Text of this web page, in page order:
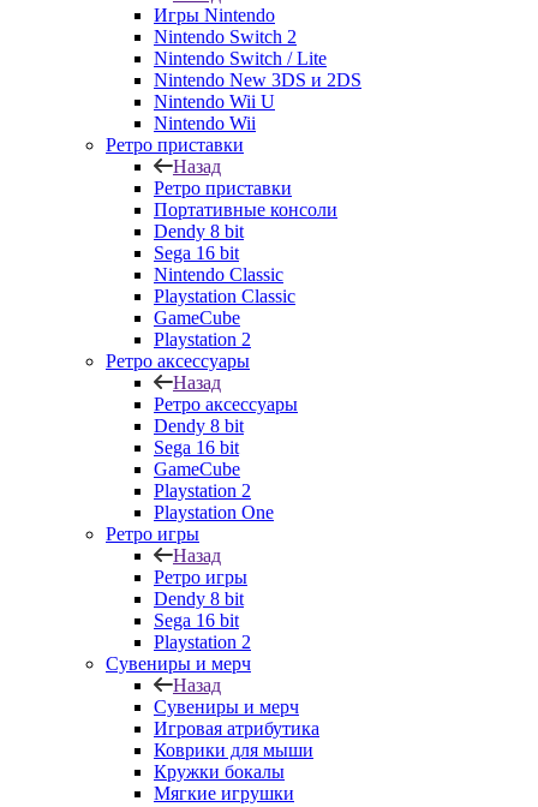
Игры Nintendo
Nintendo Switch 2
Nintendo Switch / Lite
Nintendo New 3DS и 2DS
Nintendo Wii U
Nintendo Wii
Ретро приставки
Назад
Ретро приставки
Портативные консоли
Dendy 8 bit
Sega 16 bit
Nintendo Classic
Playstation Classic
GameCube
Playstation 2
Ретро аксессуары
Назад
Ретро аксессуары
Dendy 8 bit
Sega 16 bit
GameCube
Playstation 2
Playstation One
Ретро игры
Назад
Ретро игры
Dendy 8 bit
Sega 16 bit
Playstation 2
Сувениры и мерч
Назад
Сувениры и мерч
Игровая атрибутика
Коврики для мыши
Кружки бокалы
Мягкие игрушки